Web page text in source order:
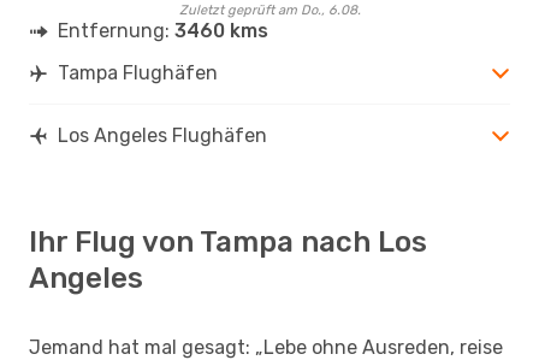
Zuletzt geprüft am Do., 6.08.
Entfernung: 3460 kms
Tampa Flughäfen
Los Angeles Flughäfen
Ihr Flug von Tampa nach Los
Angeles
Jemand hat mal gesagt: „Lebe ohne Ausreden, reise